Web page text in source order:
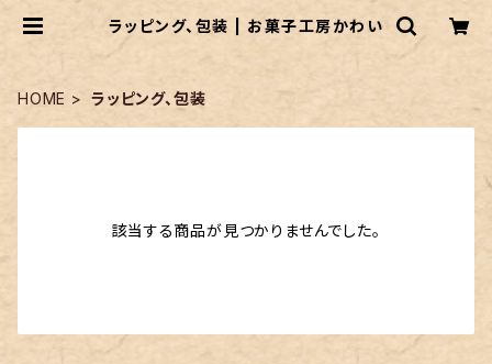
ラッピング、包装 | お菓子工房かわい
HOME ラッピング、包装
該当する商品が見つかりませんでした。